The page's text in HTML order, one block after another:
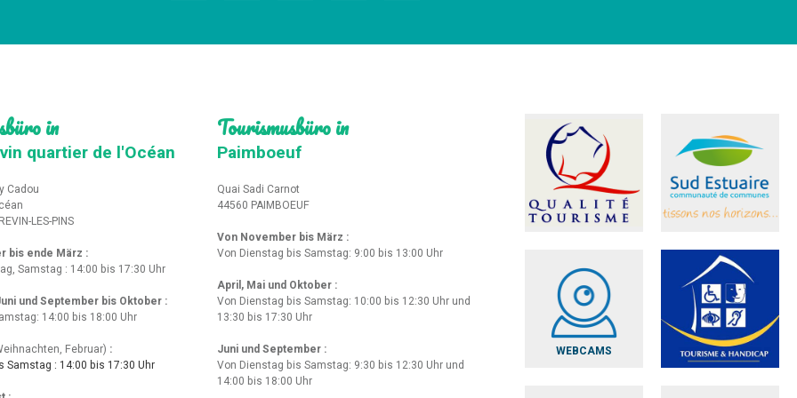
in
quartier de l'Océan
Cadou
LES-PINS
bis ende März :
Samstag : 14:00 bis 17:30 Uhr
und September bis Oktober :
14:00 bis 18:00 Uhr
Februar) :
Samstag : 14:00 bis 17:30 Uhr
Tourismusbüro in
Paimboeuf
Quai Sadi Carnot
44560 PAIMBOEUF
Von November bis März :
Von Dienstag bis Samstag: 9:00 bis 13:00 Uhr
April, Mai und Oktober :
Von Dienstag bis Samstag: 10:00 bis 12:30 Uhr und
13:30 bis 17:30 Uhr
Juni und September :
Von Dienstag bis Samstag: 9:30 bis 12:30 Uhr und
14:00 bis 18:00 Uhr
WEBCAMS